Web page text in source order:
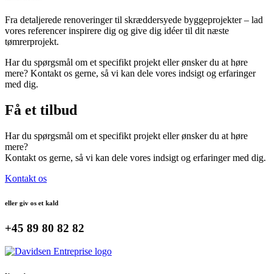
Fra detaljerede renoveringer til skræddersyede byggeprojekter – lad
vores referencer inspirere dig og give dig idéer til dit næste
tømrerprojekt.
Har du spørgsmål om et specifikt projekt eller ønsker du at høre
mere? Kontakt os gerne, så vi kan dele vores indsigt og erfaringer
med dig.
Få et tilbud
Har du spørgsmål om et specifikt projekt eller ønsker du at høre
mere?
Kontakt os gerne, så vi kan dele vores indsigt og erfaringer med dig.
Kontakt os
eller giv os et kald
+45 89 80 82 82